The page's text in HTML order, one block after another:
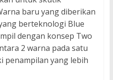
baru yang diberikan
berteknologi Blue
dengan konsep Two
2 warna pada satu
penampilan yang lebih